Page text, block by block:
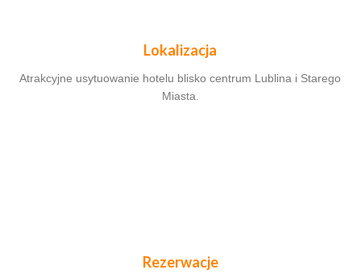
Lokalizacja
Atrakcyjne usytuowanie hotelu blisko centrum Lublina i Starego
Miasta.
Rezerwacje